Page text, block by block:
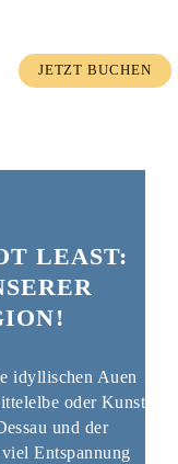
JETZT BUCHEN
LEAST:
idyllischen Auen
oder Kunst
und der
Entspannung